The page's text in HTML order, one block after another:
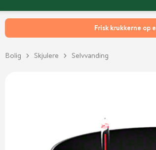
Frisk krukkerne
Bolig Skjulere Selvvanding